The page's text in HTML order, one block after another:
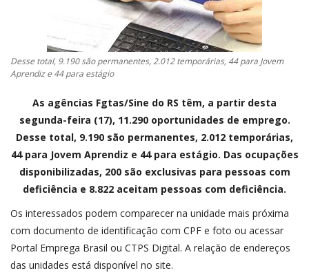
A FOLHA REGIONAL DIGITAL
Desse total, 9.190 são permanentes, 2.012 temporárias, 44 para Jovem
Aprendiz e 44 para estágio
As agências Fgtas/Sine do RS têm, a partir desta
segunda-feira (17), 11.290 oportunidades de emprego.
Desse total, 9.190 são permanentes, 2.012 temporárias,
44 para Jovem Aprendiz e 44 para estágio. Das ocupações
disponibilizadas, 200 são exclusivas para pessoas com
deficiência e 8.822 aceitam pessoas com deficiência.
Os interessados podem comparecer na unidade mais próxima
com documento de identificação com CPF e foto ou acessar
Portal Emprega Brasil ou CTPS Digital. A relação de endereços
das unidades está disponível no site.